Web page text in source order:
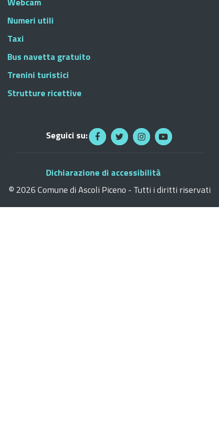
Numeri utili
Taxi
Bus navetta gratuito
Trenini turistici
Strutture ricettive
Seguici su:
Dichiarazione di accessibilità
© 2026 Comune di Ascoli Piceno - Tutti i diritti riservati